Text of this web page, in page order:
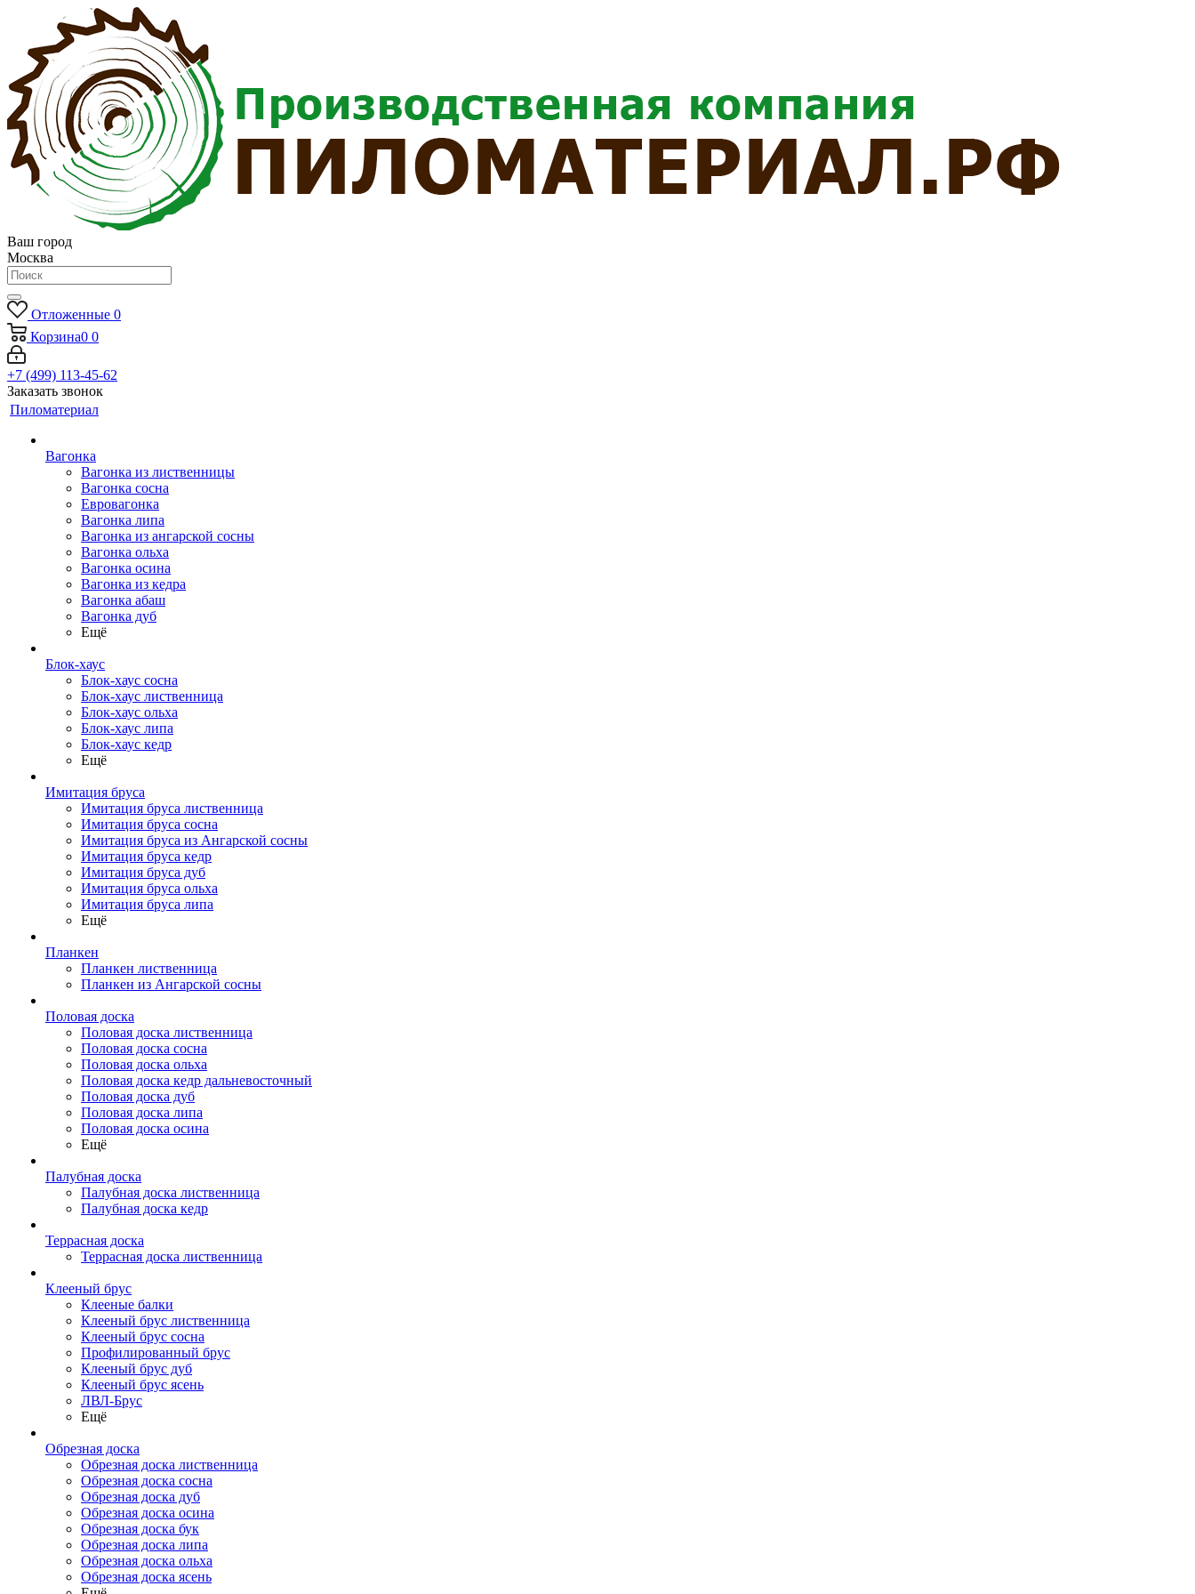
Ваш город
Москва
Отложенные 0
Корзина0 0
+7 (499) 113-45-62
Заказать звонок
Пиломатериал
Вагонка
Вагонка из лиственницы
Вагонка сосна
Евровагонка
Вагонка липа
Вагонка из ангарской сосны
Вагонка ольха
Вагонка осина
Вагонка из кедра
Вагонка абаш
Вагонка дуб
Ещё
Блок-хаус
Блок-хаус сосна
Блок-хаус лиственница
Блок-хаус ольха
Блок-хаус липа
Блок-хаус кедр
Ещё
Имитация бруса
Имитация бруса лиственница
Имитация бруса сосна
Имитация бруса из Ангарской сосны
Имитация бруса кедр
Имитация бруса дуб
Имитация бруса ольха
Имитация бруса липа
Ещё
Планкен
Планкен лиственница
Планкен из Ангарской сосны
Половая доска
Половая доска лиственница
Половая доска сосна
Половая доска ольха
Половая доска кедр дальневосточный
Половая доска дуб
Половая доска липа
Половая доска осина
Ещё
Палубная доска
Палубная доска лиственница
Палубная доска кедр
Террасная доска
Террасная доска лиственница
Клееный брус
Клееные балки
Клееный брус лиственница
Клееный брус сосна
Профилированный брус
Клееный брус дуб
Клееный брус ясень
ЛВЛ-Брус
Ещё
Обрезная доска
Обрезная доска лиственница
Обрезная доска сосна
Обрезная доска дуб
Обрезная доска осина
Обрезная доска бук
Обрезная доска липа
Обрезная доска ольха
Обрезная доска ясень